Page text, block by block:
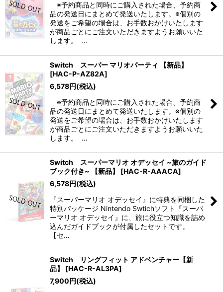
※予約商品と同時にご購入された場合、予約商
品の発送日にまとめて発送いたします。※個別の
発送をご希望の場合は、お手数おかけいたします
が商品ごとにご注文いただきますようお願いいた
します。 …
Switch スーパー マリオパーティ 【新品】
[HAC-P-AZ82A]
6,578円(税込)
※予約商品と同時にご購入された場合、予約商
品の発送日にまとめて発送いたします。※個別の
発送をご希望の場合は、お手数おかけいたします
が商品ごとにご注文いただきますようお願いいた
します。 …
Switch スーパーマリオ オデッセイ ~旅のガイド
ブック付き~ 【新品】
[HAC-R-AAACA]
6,578円(税込)
『スーパーマリオ オデッセイ』に特典を同梱した
特別パッケージ Nintendo Swtichソフト『スーパ
ーマリオ オデッセイ』に、旅に役立つ知識を詰め
込んだガイドブックが付属したセットです。
【セ…
Switch リングフィット アドベンチャー【新
品】
[HAC-R-AL3PA]
7,900円(税込)